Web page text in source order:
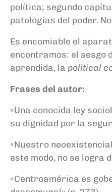
política; segundo
patologías del poder.
Es encomiable el
encontramos: el sesgo
aprendida, la political
Frases del autor:
«Una conocida ley
su dignidad por la
«Nuestro
este modo, no se logra
«Centroamérica es